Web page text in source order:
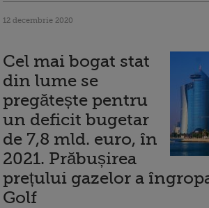
12 decembrie 2020
Cel mai bogat stat
din lume se
pregătește pentru
un deficit bugetar
de 7,8 mld. euro, în
2021. Prăbușirea
prețului gazelor a
Golf